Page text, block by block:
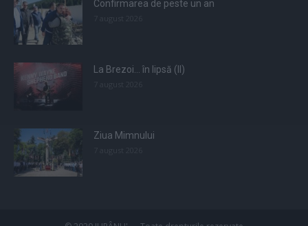
Confirmarea de peste un an
La Brezoi… în lipsă (II)
Ziua Mimnului